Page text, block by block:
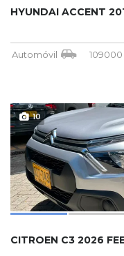
HYUNDAI ACCENT
Automóvil 109000
10
CITROEN C3 2026